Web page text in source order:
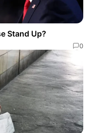
Stand Up?
0